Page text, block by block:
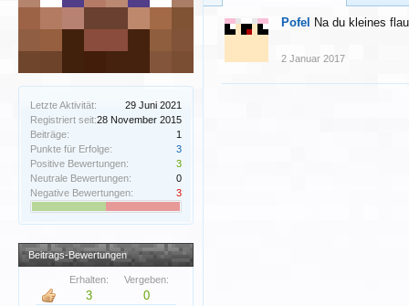
Letzte Aktivität:
29 Juni 2021
Registriert seit:28 November 2015
Beiträge:
1
Punkte für Erfolge:
3
Positive Bewertungen:
3
Neutrale Bewertungen:
0
Negative Bewertungen:
3
Beitrags-Bewertungen
Erhalten: Vergeben:
3
0
Pofel Na du kleines
2 Januar 2017